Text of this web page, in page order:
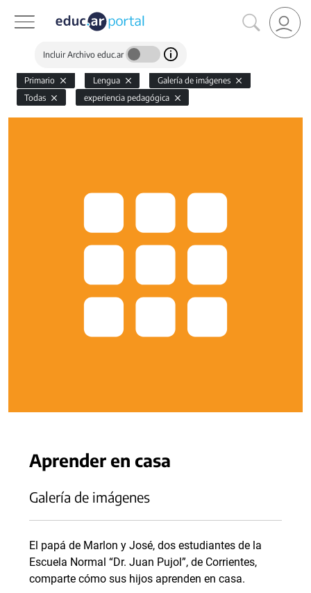
Incluir Archivo educ.ar
Primario Lengua
Galería de imágenes
Todas
experiencia pedagógica
Aprender en casa
Galería de imágenes
El papá de Marlon y José, dos estudiantes de la
Escuela Normal “Dr. Juan Pujol”, de Corrientes,
comparte cómo sus hijos aprenden en casa.